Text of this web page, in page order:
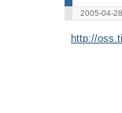
2005-04-
http://